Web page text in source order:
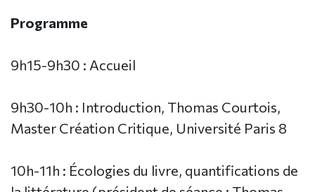
Programme
9h15-9h30 : Accueil
9h30-10h : Introduction, Thomas Courtois,
Master Création Critique, Université Paris 8
10h-11h : Écologies du livre, quantifications de